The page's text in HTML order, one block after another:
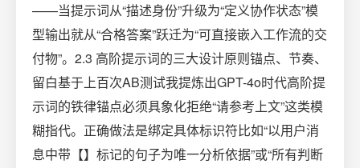
——当提示词从“描述身份”升级为“定义协作状态”模
型输出就从“合格答案”跃迁为“可直接嵌入工作流的交
付物”。2.3 高阶提示词的三大设计原则锚点、节奏、
留白基于上百次AB测试我提炼出GPT-4o时代高阶提
示词的铁律锚点必须具象化拒绝“请参考上文”这类模
糊指代。正确做法是绑定具体标识符比如“以用户消
息中带【】标记的句子为唯一分析依据”或“所有判断